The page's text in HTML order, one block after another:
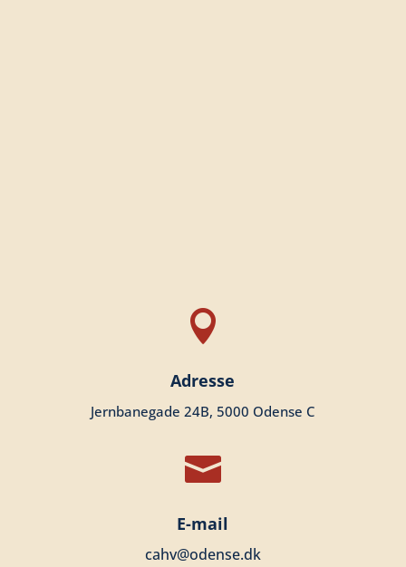

Adresse
Jernbanegade 24B, 5000 Odense C

E-mail
cahv@odense.dk